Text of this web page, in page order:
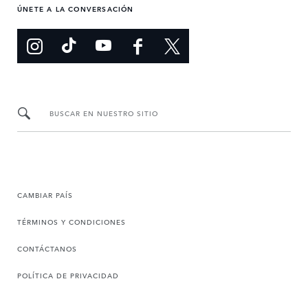
ÚNETE A LA CONVERSACIÓN
BUSCAR EN NUESTRO SITIO
CAMBIAR PAÍS
TÉRMINOS Y CONDICIONES
CONTÁCTANOS
POLÍTICA DE PRIVACIDAD